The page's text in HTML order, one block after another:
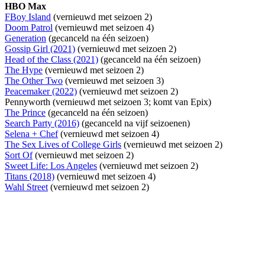
HBO Max
FBoy Island (vernieuwd met seizoen 2)
Doom Patrol (vernieuwd met seizoen 4)
Generation (gecanceld na één seizoen)
Gossip Girl (2021) (vernieuwd met seizoen 2)
Head of the Class (2021) (gecanceld na één seizoen)
The Hype (vernieuwd met seizoen 2)
The Other Two (vernieuwd met seizoen 3)
Peacemaker (2022) (vernieuwd met seizoen 2)
Pennyworth (vernieuwd met seizoen 3; komt van Epix)
The Prince (gecanceld na één seizoen)
Search Party (2016) (gecanceld na vijf seizoenen)
Selena + Chef(vernieuwd met seizoen 4)
The Sex Lives of College Girls (vernieuwd met seizoen 2)
Sort Of(vernieuwd met seizoen 2)
Sweet Life: Los Angeles (vernieuwd met seizoen 2)
Titans (2018) (vernieuwd met seizoen 4)
Wahl Street (vernieuwd met seizoen 2)